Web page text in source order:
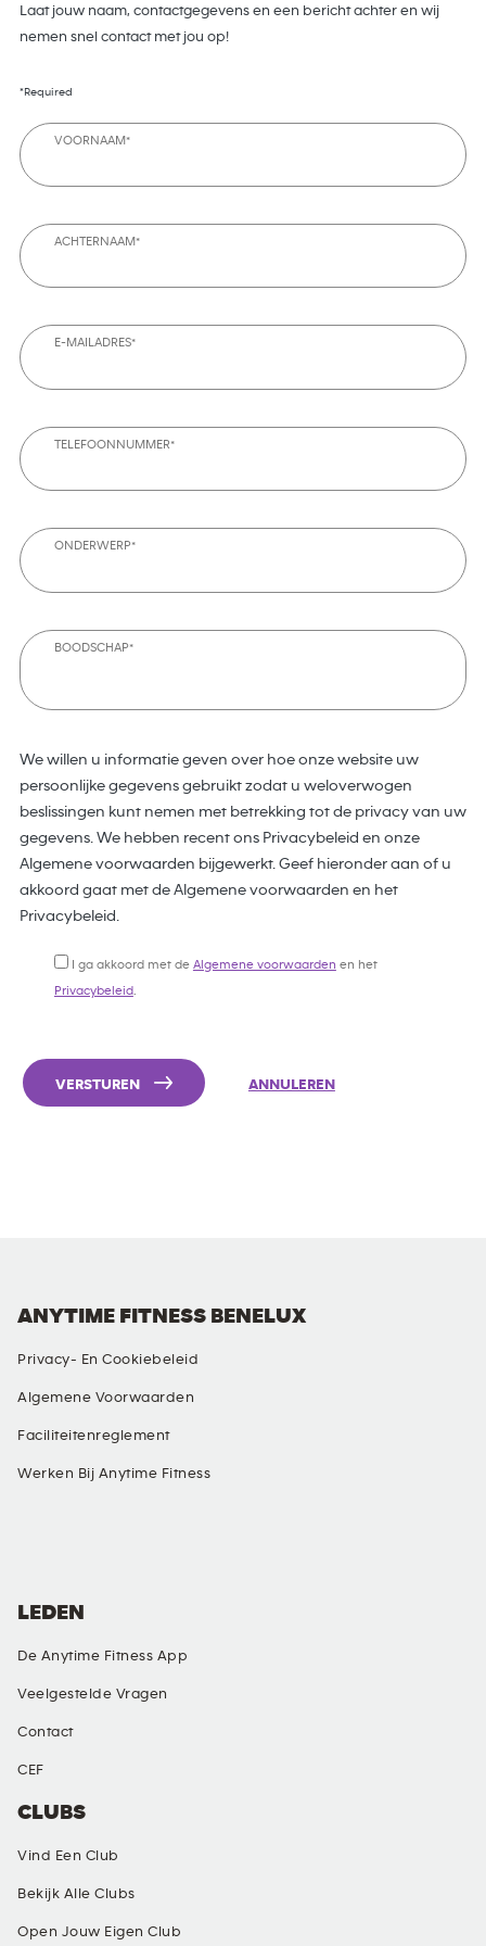
Laat jouw naam, contactgegevens en een bericht achter en wij
nemen snel contact met jou op!
*Required
VOORNAAM*
ACHTERNAAM*
E-MAILADRES*
TELEFOONNUMMER*
ONDERWERP*
BOODSCHAP*
We willen u informatie geven over hoe onze website uw
persoonlijke gegevens gebruikt zodat u weloverwogen
beslissingen kunt nemen met betrekking tot de privacy van uw
gegevens. We hebben recent ons Privacybeleid en onze
Algemene voorwaarden bijgewerkt. Geef hieronder aan of u
akkoord gaat met de Algemene voorwaarden en het
Privacybeleid.
I ga akkoord met de Algemene voorwaarden en het
Privacybeleid.
VERSTUREN ANNULEREN
ANYTIME FITNESS BENELUX
Privacy- En Cookiebeleid
Algemene Voorwaarden
Faciliteitenreglement
Werken Bij Anytime Fitness
CLUBS
Vind Een Club
Bekijk Alle Clubs
Open Jouw Eigen Club
LEDEN
De Anytime Fitness App
Veelgestelde Vragen
Contact
CEF